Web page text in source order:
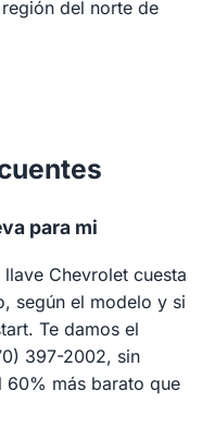
del norte de
para mi
Chevrolet cuesta
según el modelo y si
Te damos el
397-2002, sin
60% más barato que